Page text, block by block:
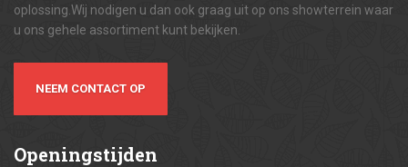
oplossing.Wij nodigen u dan ook graag uit op ons showterrein waar
u ons gehele assortiment kunt bekijken.
NEEM CONTACT OP
Openingstijden